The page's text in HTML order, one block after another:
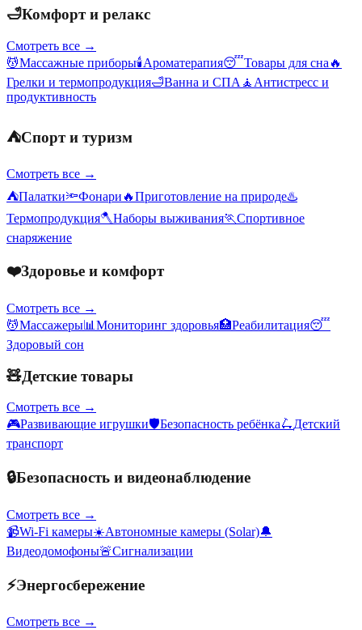
🛁Комфорт и релакс
Смотреть все →
💆Массажные приборы🕯️Ароматерапия😴Товары для сна 🔥
Грелки и термопродукция🛁Ванна и СПА 🧘 Антистресс и
продуктивность
⛺Спорт и туризм
Смотреть все →
⛺Палатки🔦Фонари 🔥Приготовление на природе♨️
Термопродукция🪓Наборы выживания🏃Спортивное
снаряжение
❤️Здоровье и комфорт
Смотреть все →
💆Массажеры📊 Мониторинг здоровья🏥Реабилитация😴
Здоровый сон
🧸Детские товары
Смотреть все →
🎮Развивающие игрушки🛡️Безопасность ребёнка🛴Детский
транспорт
🔒Безопасность и видеонаблюдение
Смотреть все →
📹Wi-Fi камеры☀️Автономные камеры (Solar)🔔
Видеодомофоны🚨Сигнализации
⚡Энергосбережение
Смотреть все →